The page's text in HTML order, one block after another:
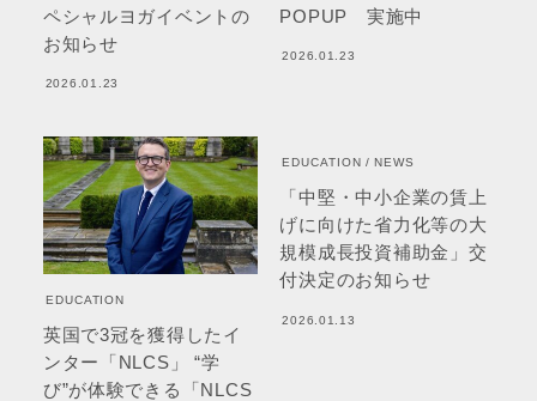
ペシャルヨガイベントの
お知らせ
2026.01.23
POPUP 実施中
2026.01.23
EDUCATION
英国で3冠を獲得したイ
ンター「NLCS」 “学
び”が体験できる「NLCS
EDUCATION NEWS
「中堅・中小企業の賃上
げに向けた省力化等の大
規模成長投資補助金」交
付決定のお知らせ
2026.01.13